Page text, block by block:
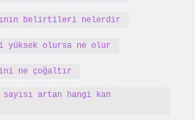
belirtileri nelerdir
yüksek olursa ne olur
ne çoğaltır
sayısı artan hangi kan